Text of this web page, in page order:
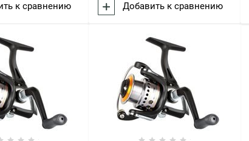
к сравнению Добавить к сравнению